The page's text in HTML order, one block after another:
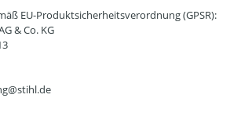
EU-Produktsicherheitsverordnung (GPSR):
& Co. KG